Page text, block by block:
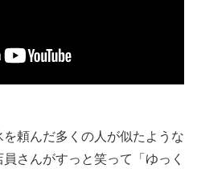
頼んだ多くの人が似たような
さんがすっと笑って「ゆっく